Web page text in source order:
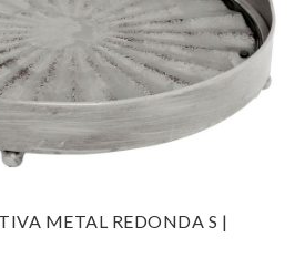
METAL REDONDA S |